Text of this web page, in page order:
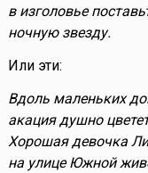
в изголовье
ночную звезду.
Или эти:
Вдоль маленьких
акация душно
Хорошая девочка
на улице Южной